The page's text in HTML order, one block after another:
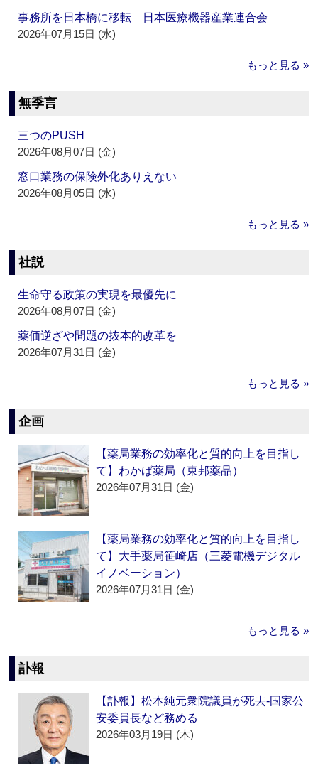
事務所を日本橋に移転 日本医療機器産業連合会
2026年07月15日 (水)
もっと見る »
無季言
三つのPUSH
2026年08月07日 (金)
窓口業務の保険外化ありえない
2026年08月05日 (水)
もっと見る »
社説
生命守る政策の実現を最優先に
2026年08月07日 (金)
薬価逆ざや問題の抜本的改革を
2026年07月31日 (金)
もっと見る »
企画
【薬局業務の効率化と質的向上を目指し
て】わかば薬局（東邦薬品）
2026年07月31日 (金)
【薬局業務の効率化と質的向上を目指し
て】大手薬局笹崎店（三菱電機デジタル
イノベーション）
2026年07月31日 (金)
もっと見る »
訃報
【訃報】松本純元衆院議員が死去‐国家公
安委員長など務める
2026年03月19日 (木)